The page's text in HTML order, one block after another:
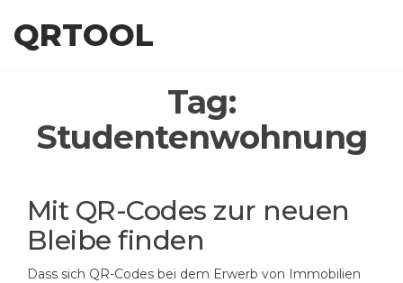
QRTOOL
Tag:
Studentenwohnung
Mit QR-Codes zur neuen
Bleibe finden
Dass sich QR-Codes bei dem Erwerb von Immobilien